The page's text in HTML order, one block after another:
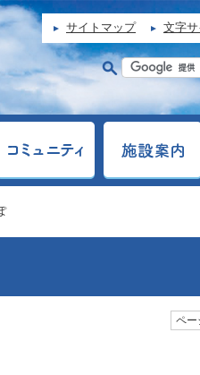
サイトマップ 文字
ペー